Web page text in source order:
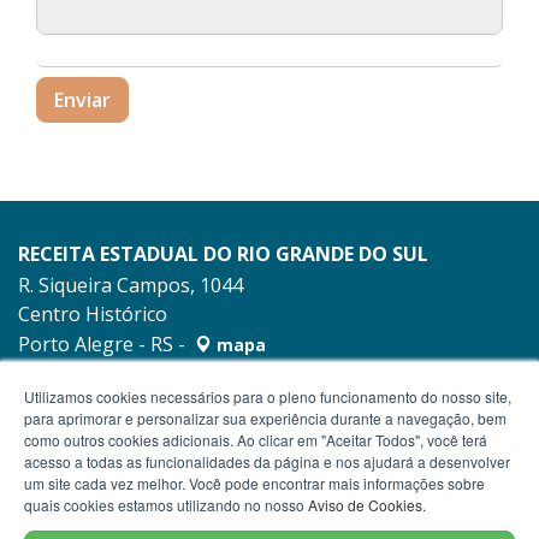
Enviar
RECEITA ESTADUAL DO RIO GRANDE DO SUL
R. Siqueira Campos, 1044
Centro Histórico
Porto Alegre - RS -
mapa
Utilizamos cookies necessários para o pleno funcionamento do nosso site,
para aprimorar e personalizar sua experiência durante a navegação, bem
como outros cookies adicionais. Ao clicar em "Aceitar Todos", você terá
acesso a todas as funcionalidades da página e nos ajudará a desenvolver
um site cada vez melhor. Você pode encontrar mais informações sobre
quais cookies estamos utilizando no nosso Aviso de Cookies.